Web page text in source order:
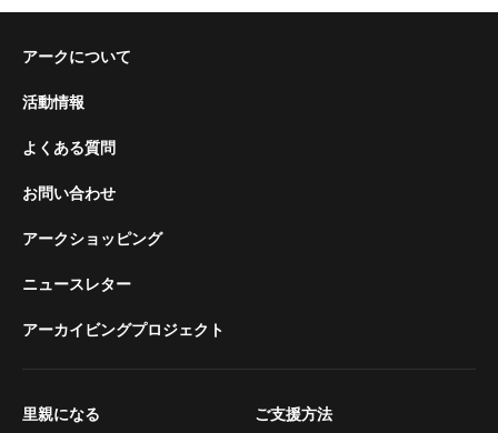
アークについて
活動情報
よくある質問
お問い合わせ
アークショッピング
ニュースレター
アーカイビングプロジェクト
里親になる ご支援方法